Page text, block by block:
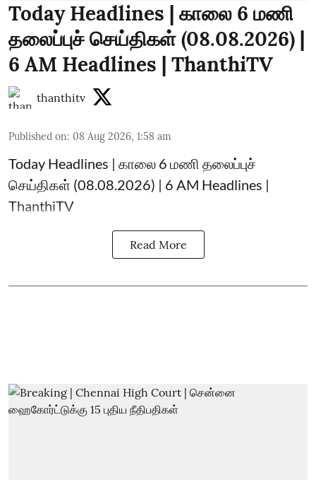
Today Headlines | காலை 6 மணி
தலைப்புச் செய்திகள் (08.08.2026) |
6 AM Headlines | ThanthiTV
thanthitv
Published on: 08 Aug 2026, 1:58 am
Today Headlines | காலை 6 மணி தலைப்புச்
செய்திகள் (08.08.2026) | 6 AM Headlines |
ThanthiTV
Read More